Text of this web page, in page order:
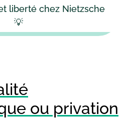
liberté chez Nietzsche
💡
ou privation